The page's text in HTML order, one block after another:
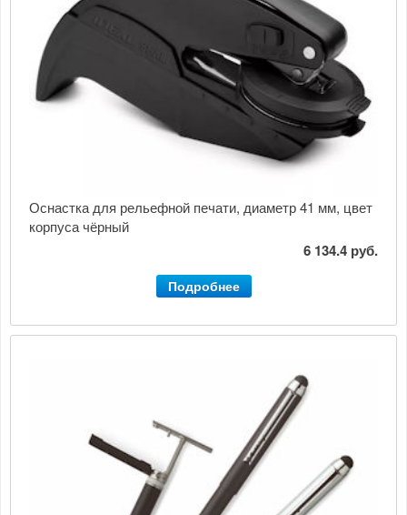
Оснастка для рельефной печати, диаметр 41 мм, цвет
корпуса чёрный
6 134.4 руб.
Подробнее